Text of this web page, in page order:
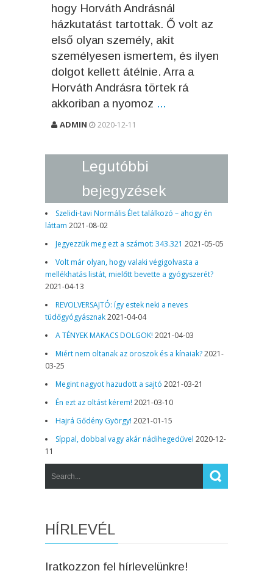
hogy Horváth Andrásnál
házkutatást tartottak. Ő volt az
első olyan személy, akit
személyesen ismertem, és ilyen
dolgot kellett átélnie. Arra a
Horváth Andrásra törtek rá
akkoriban a nyomoz ...
ADMIN 2020-12-11
Legutóbbi
bejegyzések
Szelidi-tavi Normális Élet találkozó – ahogy én
láttam 2021-08-02
Jegyezzük meg ezt a számot: 343.321 2021-05-05
Volt már olyan, hogy valaki végigolvasta a
mellékhatás listát, mielőtt bevette a gyógyszerét?
2021-04-13
REVOLVERSAJTÓ: így estek neki a neves
tüdőgyógyásznak2021-04-04
A TÉNYEK MAKACS DOLGOK! 2021-04-03
Miért nem oltanak az oroszok és a kínaiak?2021-
03-25
Megint nagyot hazudott a sajtó 2021-03-21
Én ezt az oltást kérem! 2021-03-10
Hajrá Gődény György! 2021-01-15
Síppal, dobbal vagy akár nádihegedűvel 2020-12-
11
HÍRLEVÉL
Iratkozzon fel hírlevelünkre!